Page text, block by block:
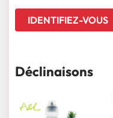
IDENTIFIEZ-VOUS
Déclinaisons